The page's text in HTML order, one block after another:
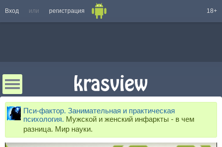
Вход или регистрация 18+
Пси-фактор. Занимательная и практическая
психология. Мужской и женский инфаркты - в чем
разница. Мир науки.